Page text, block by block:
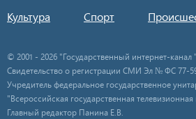
Культура
Спорт
© 2001 - 2026 "Государственный интернет-канал
Свидетельство о регистрации СМИ Эл № ФС 77-
Учредитель федеральное государственное
"Всероссийская государственная
Главный редактор Панина Е.В.